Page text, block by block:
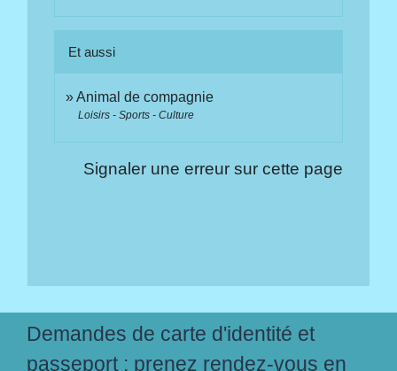
Et aussi
Animal de compagnie
Loisirs - Sports - Culture
Signaler une erreur sur cette page
Demandes de carte d'identité et
passeport : prenez rendez-vous en